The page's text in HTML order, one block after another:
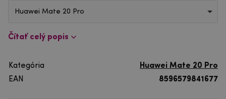
Huawei Mate 20 Pro
Čítať celý popis
Kategória
Huawei Mate 20 Pro
EAN
8596579841677